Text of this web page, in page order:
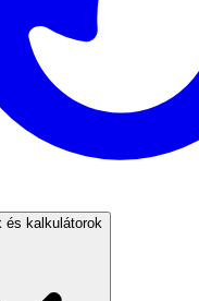
és kalkulátorok